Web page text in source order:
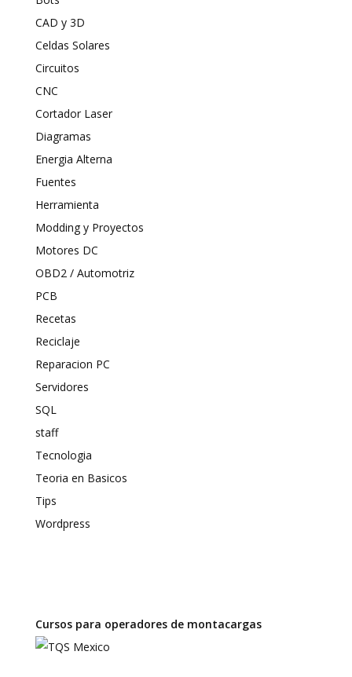
CAD y 3D
Celdas Solares
Circuitos
CNC
Cortador Laser
Diagramas
Energia Alterna
Fuentes
Herramienta
Modding y Proyectos
Motores DC
OBD2 / Automotriz
PCB
Recetas
Reciclaje
Reparacion PC
Servidores
SQL
staff
Tecnologia
Teoria en Basicos
Tips
Wordpress
Cursos para operadores de montacargas